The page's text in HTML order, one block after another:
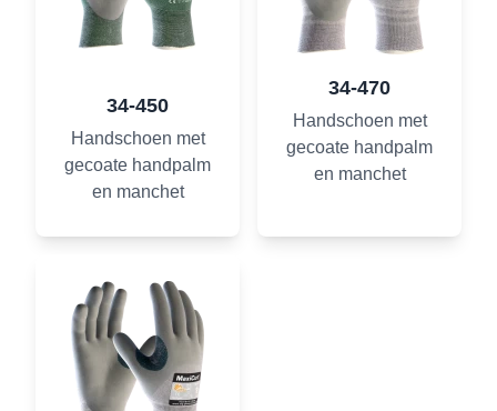
34-450
Handschoen met
gecoate handpalm
en manchet
34-470
Handschoen met
gecoate handpalm
en manchet